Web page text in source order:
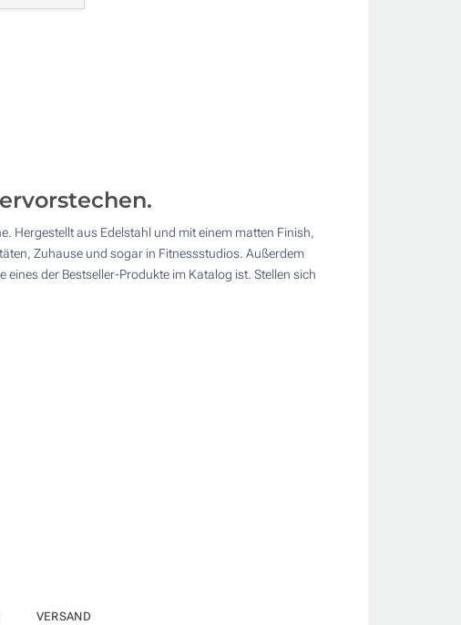
Hergestellt aus Edelstahl und mit einem matten Finish,
Zuhause und sogar in Fitnessstudios. Außerdem
der Bestseller-Produkte im Katalog ist. Stellen sich
VERSAND